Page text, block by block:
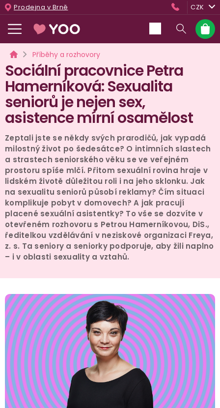
Přejít
na
obsah
Prodejna v Brně CZK
košík
DomůPříběhy a rozhovory
Sociální pracovnice Petra
Hamerníková: Sexualita
seniorů je nejen sex,
asistence mírní osamělost
Zeptali jste se někdy svých prarodičů, jak vypadá
milostný život po šedesátce? O intimních slastech
a strastech seniorského věku se ve veřejném
prostoru spíše mlčí. Přitom sexuální rovina hraje v
lidském životě důležitou roli i na jeho sklonku. Jak
na sexualitu seniorů působí reklamy? Čím situaci
komplikuje pobyt v domovech? A jak pracují
placené sexuální asistentky? To vše se dozvíte v
otevřeném rozhovoru s Petrou Hamerníkovou, DiS.,
ředitelkou vzdělávání v neziskové organizaci Freya,
z. s. Ta seniory a seniorky podporuje, aby žili naplno
– i v oblasti sexuality a vztahů.